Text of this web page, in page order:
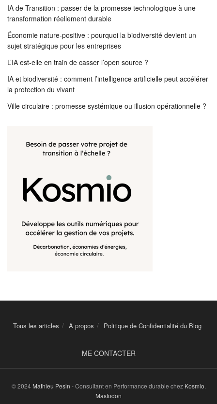
IA de Transition : passer de la promesse technologique à une
transformation réellement durable
Économie nature-positive : pourquoi la biodiversité devient un
sujet stratégique pour les entreprises
L’IA est-elle en train de casser l’open source ?
IA et biodiversité : comment l’intelligence artificielle peut accélérer
la protection du vivant
Ville circulaire : promesse systémique ou illusion opérationnelle ?
Tous les articles A propos Politique de Confidentialité du Blog
ME CONTACTER
© 2024 Mathieu Pesin - Consultant en Performance durable chez Kosmio.
Mastodon